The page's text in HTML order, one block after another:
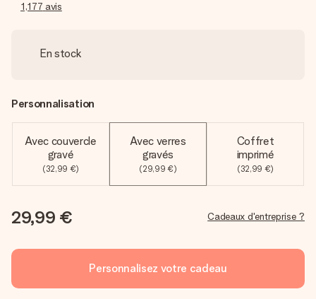
1,177 avis
En stock
Personnalisation
Avec couvercle
gravé
(32,99 €)
Avec verres
gravés
(29,99 €)
Coffret
imprimé
(32,99 €)
29,99 € Cadeaux d'entreprise ?
Personnalisez votre cadeau